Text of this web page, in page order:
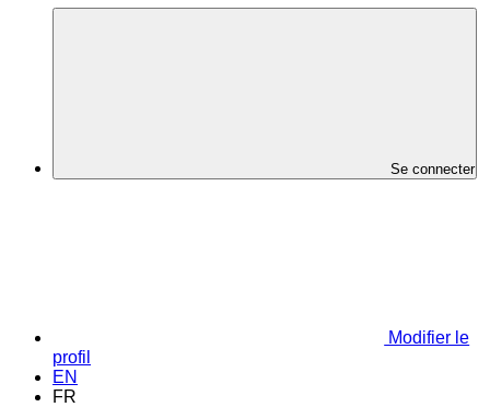
Se connecter
Modifier le
profil
EN
FR